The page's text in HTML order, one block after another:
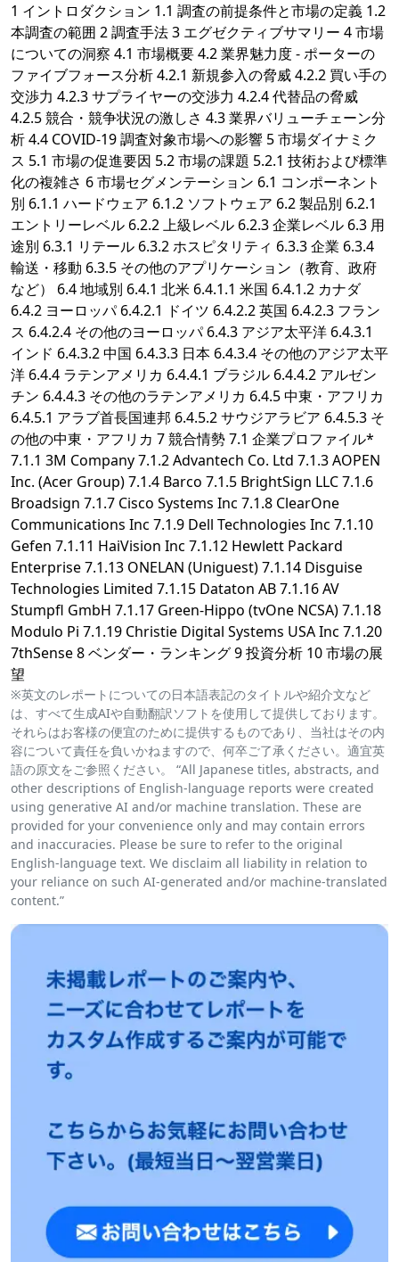
1 イントロダクション 1.1 調査の前提条件と市場の定義 1.2
本調査の範囲 2 調査手法 3 エグゼクティブサマリー 4 市場
についての洞察 4.1 市場概要 4.2 業界魅力度 - ポーターの
ファイブフォース分析 4.2.1 新規参入の脅威 4.2.2 買い手の
交渉力 4.2.3 サプライヤーの交渉力 4.2.4 代替品の脅威
4.2.5 競合・競争状況の激しさ 4.3 業界バリューチェーン分
析 4.4 COVID-19 調査対象市場への影響 5 市場ダイナミク
ス 5.1 市場の促進要因 5.2 市場の課題 5.2.1 技術および標準
化の複雑さ 6 市場セグメンテーション 6.1 コンポーネント
別 6.1.1 ハードウェア 6.1.2 ソフトウェア 6.2 製品別 6.2.1
エントリーレベル 6.2.2 上級レベル 6.2.3 企業レベル 6.3 用
途別 6.3.1 リテール 6.3.2 ホスピタリティ 6.3.3 企業 6.3.4
輸送・移動 6.3.5 その他のアプリケーション（教育、政府
など） 6.4 地域別 6.4.1 北米 6.4.1.1 米国 6.4.1.2 カナダ
6.4.2 ヨーロッパ 6.4.2.1 ドイツ 6.4.2.2 英国 6.4.2.3 フラン
ス 6.4.2.4 その他のヨーロッパ 6.4.3 アジア太平洋 6.4.3.1
インド 6.4.3.2 中国 6.4.3.3 日本 6.4.3.4 その他のアジア太平
洋 6.4.4 ラテンアメリカ 6.4.4.1 ブラジル 6.4.4.2 アルゼン
チン 6.4.4.3 その他のラテンアメリカ 6.4.5 中東・アフリカ
6.4.5.1 アラブ首長国連邦 6.4.5.2 サウジアラビア 6.4.5.3 そ
の他の中東・アフリカ 7 競合情勢 7.1 企業プロファイル*
7.1.1 3M Company 7.1.2 Advantech Co. Ltd 7.1.3 AOPEN
Inc. (Acer Group) 7.1.4 Barco 7.1.5 BrightSign LLC 7.1.6
Broadsign 7.1.7 Cisco Systems Inc 7.1.8 ClearOne
Communications Inc 7.1.9 Dell Technologies Inc 7.1.10
Gefen 7.1.11 HaiVision Inc 7.1.12 Hewlett Packard
Enterprise 7.1.13 ONELAN (Uniguest) 7.1.14 Disguise
Technologies Limited 7.1.15 Dataton AB 7.1.16 AV
Stumpfl GmbH 7.1.17 Green-Hippo (tvOne NCSA) 7.1.18
Modulo Pi 7.1.19 Christie Digital Systems USA Inc 7.1.20
7thSense 8 ベンダー・ランキング 9 投資分析 10 市場の展
望
※英文のレポートについての日本語表記のタイトルや紹介文など
は、すべて生成AIや自動翻訳ソフトを使用して提供しております。
それらはお客様の便宜のために提供するものであり、当社はその内
容について責任を負いかねますので、何卒ご了承ください。適宜英
語の原文をご参照ください。 “All Japanese titles, abstracts, and
other descriptions of English-language reports were created
using generative AI and/or machine translation. These are
provided for your convenience only and may contain errors
and inaccuracies. Please be sure to refer to the original
English-language text. We disclaim all liability in relation to
your reliance on such AI-generated and/or machine-translated
content.”